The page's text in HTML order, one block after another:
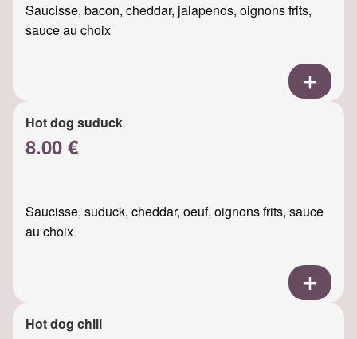
Saucisse, bacon, cheddar, jalapenos, oignons frits,
sauce au choix
Hot dog suduck
8.00 €
Saucisse, suduck, cheddar, oeuf, oignons frits, sauce
au choix
Hot dog chili